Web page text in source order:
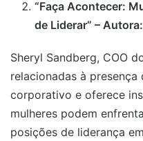
“Faça Acontecer:
de Liderar” –
Sheryl Sandberg, COO
relacionadas à presença
corporativo e oferece
mulheres podem
posições de liderança